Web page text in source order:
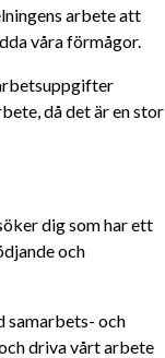
arbete att
våra förmågor.
då det är en stor
dig som har ett
och
samarbets- och
driva vårt arbete